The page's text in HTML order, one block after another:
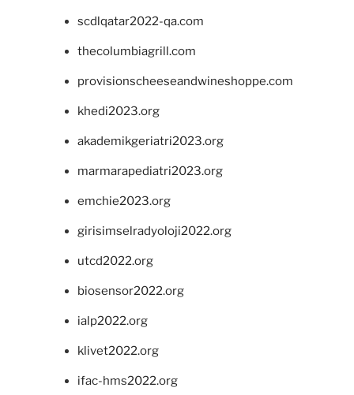
scdlqatar2022-qa.com
thecolumbiagrill.com
provisionscheeseandwineshoppe.com
khedi2023.org
akademikgeriatri2023.org
marmarapediatri2023.org
emchie2023.org
girisimselradyoloji2022.org
utcd2022.org
biosensor2022.org
ialp2022.org
klivet2022.org
ifac-hms2022.org